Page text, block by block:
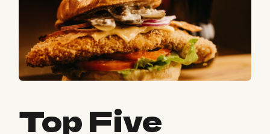
Top Five